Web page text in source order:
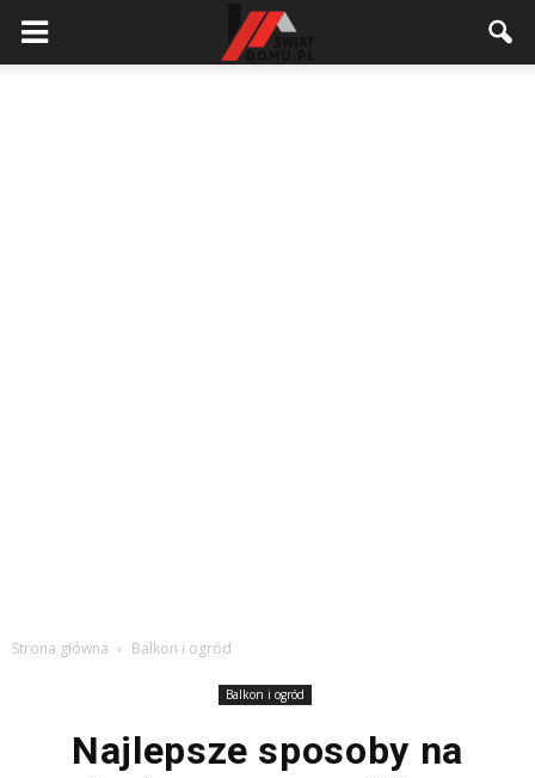
Strona główna Balkon i ogród
Balkon i ogród
Najlepsze sposoby na